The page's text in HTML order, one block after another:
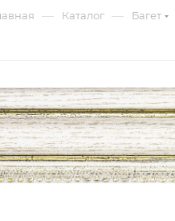
— Каталог — Багет